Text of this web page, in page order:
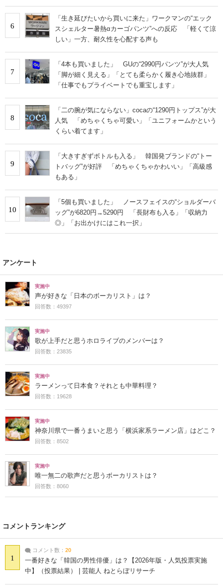
6
「生き延びたいから買いに来た」ワークマンの“エック
スシェルター暑熱αカーゴパンツ”への反応 「軽くて涼
しい」一方、耐久性を心配する声も
7
「4本も買いました」 GUの“2990円パンツ”が大人気
「脚が細く見える」「とても柔らかく履き心地抜群」
「仕事でもプライベートでも重宝します」
8
「二の腕が気にならない」cocaの“1290円トップス”が大
人気 「めちゃくちゃ可愛い」「ユニフォームかという
くらい着てます」
9
「大きすぎずボトルも入る」 韓国発ブランドの“トー
トバッグ”が好評 「めちゃくちゃかわいい」「高級感
もある」
10
「5個も買いました」 ノースフェイスの“ショルダーバ
ッグ”が6820円→5290円 「長財布も入る」「収納力
◎」「お出かけにはこれ一択」
アンケート
実施中
声が好きな「日本のボーカリスト」は？
回答数：49397
実施中
歌が上手だと思うホロライブのメンバーは？
回答数：23835
実施中
ラーメンって日本食？それとも中華料理？
回答数：19628
実施中
神奈川県で一番うまいと思う「横浜家系ラーメン店」はどこ？
回答数：8502
実施中
唯一無二の歌声だと思うボーカリストは？
回答数：8060
コメントランキング
1
コメント数： 20
一番好きな「韓国の男性俳優」は？【2026年版・人気投票実施
中】（投票結果） | 芸能人 ねとらぼリサーチ